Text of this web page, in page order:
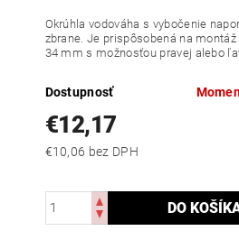
Okrúhla vodováha s vybočenie
zbrane. Je prispôsobená na
34 mm s možnosťou pravej alebo
Dostupnosť
€12,17
€10,06 bez DPH